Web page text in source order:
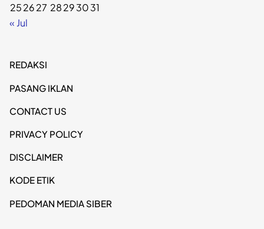
252627 28293031
« Jul
REDAKSI
PASANG IKLAN
CONTACT US
PRIVACY POLICY
DISCLAIMER
KODE ETIK
PEDOMAN MEDIA SIBER